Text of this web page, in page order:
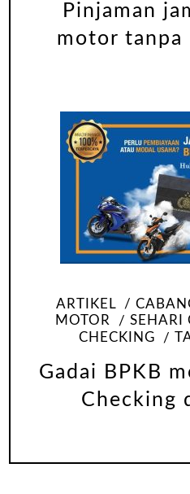
Pinjaman
motor tanpa
ARTIKEL
MOTOR
SEHARI
CHECKING
Gadai BPKB
Checking